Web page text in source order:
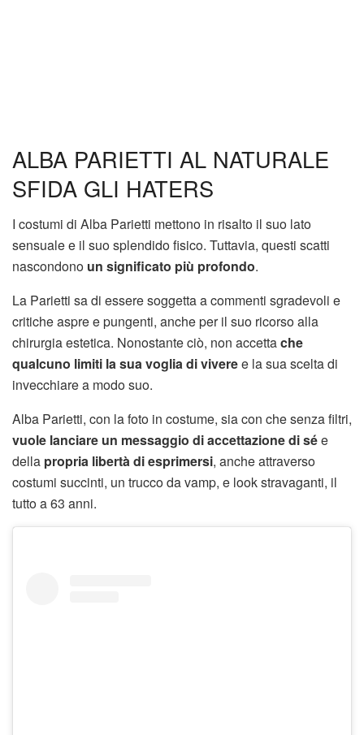
ALBA PARIETTI AL NATURALE
SFIDA GLI HATERS
I costumi di Alba Parietti mettono in risalto il suo lato
sensuale e il suo splendido fisico. Tuttavia, questi scatti
nascondono un significato più profondo.
La Parietti sa di essere soggetta a commenti sgradevoli e
critiche aspre e pungenti, anche per il suo ricorso alla
chirurgia estetica. Nonostante ciò, non accettache
qualcuno limiti la sua voglia di viveree la sua scelta di
invecchiare a modo suo.
Alba Parietti, con la foto in costume, sia con che senza filtri,
vuole lanciare un messaggio di accettazione di sée
della propria libertà di esprimersi, anche attraverso
costumi succinti, un trucco da vamp, e look stravaganti, il
tutto a 63 anni.